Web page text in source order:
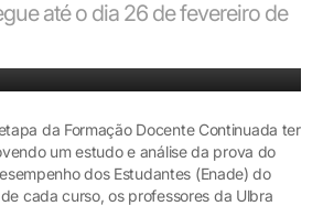
até o dia 26 de fevereiro de
da Formação Docente Continuada ter
um estudo e análise da prova do
dos Estudantes (Enade) do
cada curso, os professores da Ulbra